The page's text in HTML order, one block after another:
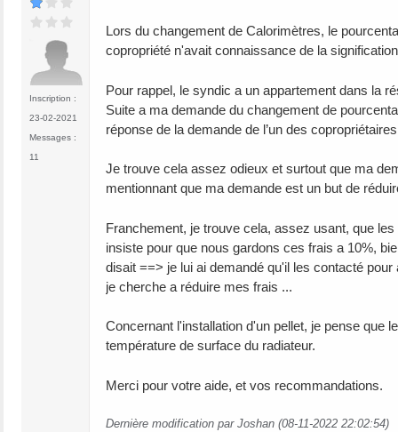
Inscription :
23-02-2021
Messages :
11
Lors du changement de Calorimètres, le
copropriété n'avait connaissance de la
Pour rappel, le syndic a un appartement dans la
Suite a ma demande du changement de
réponse de la demande de l’un des
Je trouve cela assez odieux et surtout que ma
mentionnant que ma demande est un but de
Franchement, je trouve cela, assez usant, que
insiste pour que nous gardons ces frais a 10%,
disait ==> je lui ai demandé qu'il les contacté
je cherche a réduire mes frais ...
Concernant l'installation d'un pellet, je pense que
température de surface du radiateur.
Merci pour votre aide, et vos recommandations.
Dernière modification par Joshan (08-11-2022 22:02:54)